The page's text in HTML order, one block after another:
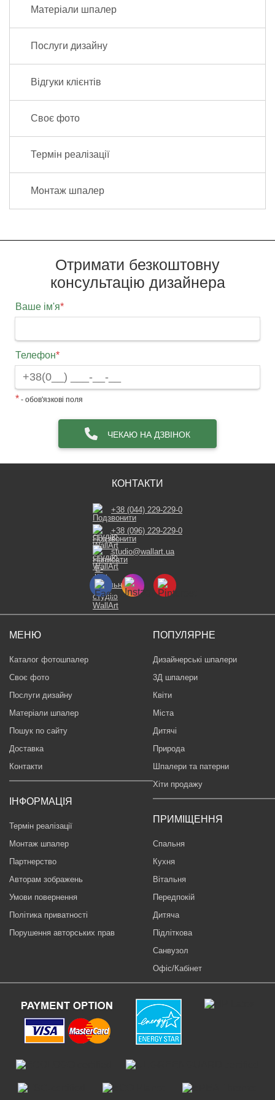
Матеріали шпалер
Послуги дизайну
Відгуки клієнтів
Своє фото
Термін реалізації
Монтаж шпалер
Отримати безкоштовну
консультацію дизайнера
Ваше ім'я*
Телефон*
* - обов'язкові поля
ЧЕКАЮ НА ДЗВІНОК
МЕНЮ
Каталог фотошпалер
Своє фото
Послуги дизайну
Матеріали шпалер
Пошук по сайту
Доставка
Контакти
ІНФОРМАЦІЯ
Термін реалізації
Монтаж шпалер
Партнерство
Авторам зображень
Умови повернення
Політика приватності
Порушення авторських прав
ПОПУЛЯРНЕ
Дизайнерські шпалери
3Д шпалери
Квіти
Міста
Дитячі
Природа
Шпалери та патерни
Хіти продажу
ПРИМІЩЕННЯ
Спальня
Кухня
Вітальня
Передпокій
Дитяча
Підліткова
Санвузол
Офіс/Кабінет
КОНТАКТИ
+38 (044) 229-229-0
+38 (096) 229-229-0
studio@wallart.ua